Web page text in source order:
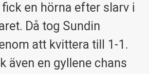
en hörna efter slarv i
Då tog Sundin
att kvittera till 1-1.
även en gyllene chans